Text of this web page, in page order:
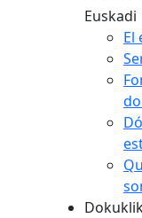
Euskadi
El